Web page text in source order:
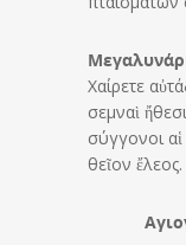
Χαίρετε
σεμναὶ
σύγγονοι αἱ
θεῖον ἔλεος.